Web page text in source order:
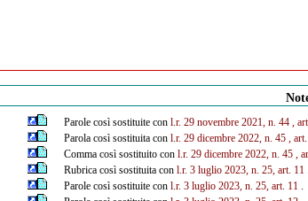
Parole così sostituite con l.r. 29 novembre 2021, n. 44 ,
Parola così sostituita con l.r. 29 dicembre 2022, n. 45 ,
Comma così sostituito con l.r. 29 dicembre 2022, n. 45 ,
Rubrica così sostituita con l.r. 3 luglio 2023, n. 25, art. 11.
Parole così sostituite con l.r. 3 luglio 2023, n. 25, art. 11.